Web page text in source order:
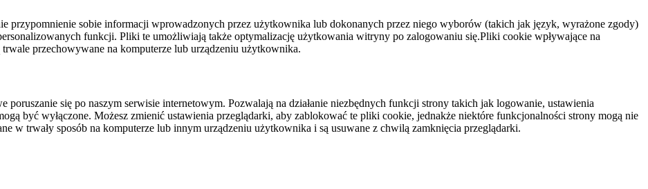
przypomnienie sobie informacji wprowadzonych przez użytkownika lub dokonanych przez niego wyborów (takich jak język, wyrażone zgody)
funkcji. Pliki te umożliwiają także optymalizację użytkowania witryny po zalogowaniu się.Pliki cookie wpływające na
przechowywane na komputerze lub urządzeniu użytkownika.
się po naszym serwisie internetowym. Pozwalają na działanie niezbędnych funkcji strony takich jak logowanie, ustawienia
być wyłączone. Możesz zmienić ustawienia przeglądarki, aby zablokować te pliki cookie, jednakże niektóre funkcjonalności strony mogą nie
w trwały sposób na komputerze lub innym urządzeniu użytkownika i są usuwane z chwilą zamknięcia przeglądarki.